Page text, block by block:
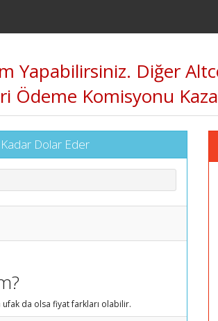
Yapabilirsiniz. Diğer
Ödeme Komisyonu
Dolar Eder
ufak da olsa fiyat farkları olabilir.